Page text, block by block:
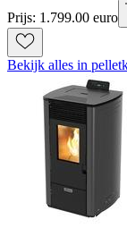
Prijs: 1.799.00 euro
Bekijk alles in